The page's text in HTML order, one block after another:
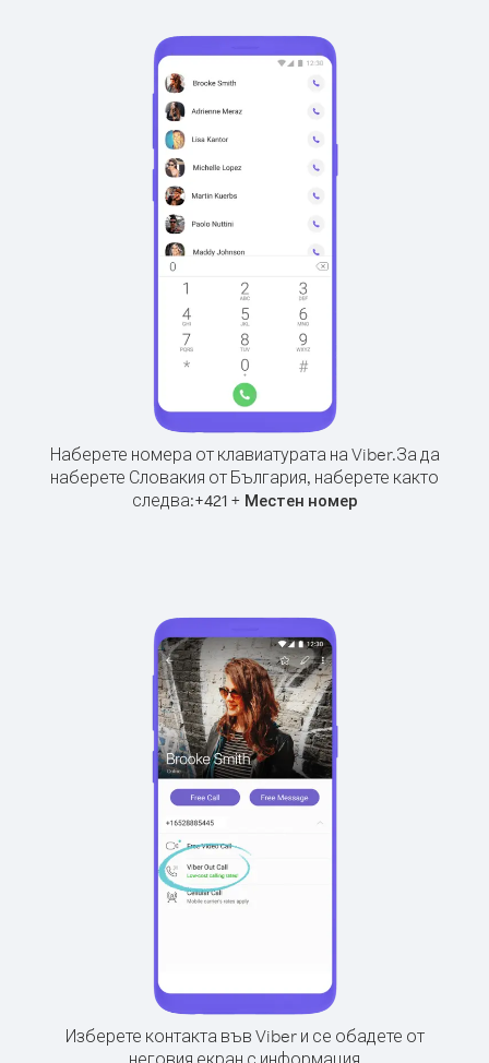
Наберете номера от клавиатурата на Viber.За да
наберете Словакия от България, наберете както
следва:+421+ Местен номер
Изберете контакта във Viber и се обадете от
неговия екран с информация